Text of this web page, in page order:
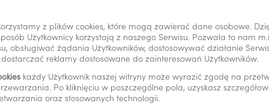
złożenia wniosku o
w ramach
z plików cookies, które mogą zawierać dane osobowe.
Użytkownicy korzystają z naszego Serwisu. Pozwala to nam
obsługiwać żądania Użytkowników, dostosowywać działanie
reklamy dostosowane do zainteresowań Użytkowników.
każdy Użytkownik naszej witryny może wyrazić zgodę na
Po kliknięciu w poszczególne pola, uzyskasz
oraz stosowanych technologii.